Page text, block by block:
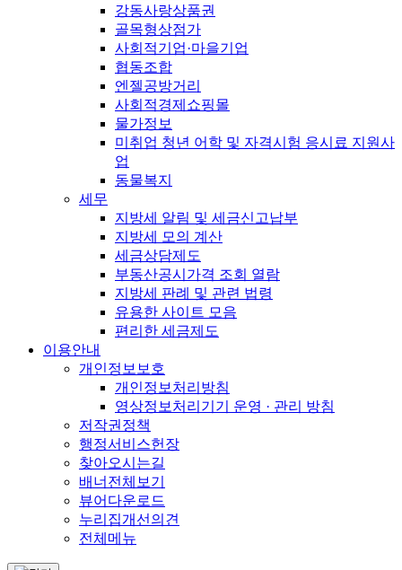
강동사랑상품권
골목형상점가
사회적기업·마을기업
협동조합
엔젤공방거리
사회적경제쇼핑몰
물가정보
미취업 청년 어학 및 자격시험 응시료 지원사
업
동물복지
세무
지방세 알림 및 세금신고납부
지방세 모의 계산
세금상담제도
부동산공시가격 조회 열람
지방세 판례 및 관련 법령
유용한 사이트 모음
편리한 세금제도
이용안내
개인정보보호
개인정보처리방침
영상정보처리기기 운영 · 관리 방침
저작권정책
행정서비스헌장
찾아오시는길
배너전체보기
뷰어다운로드
누리집개선의견
전체메뉴